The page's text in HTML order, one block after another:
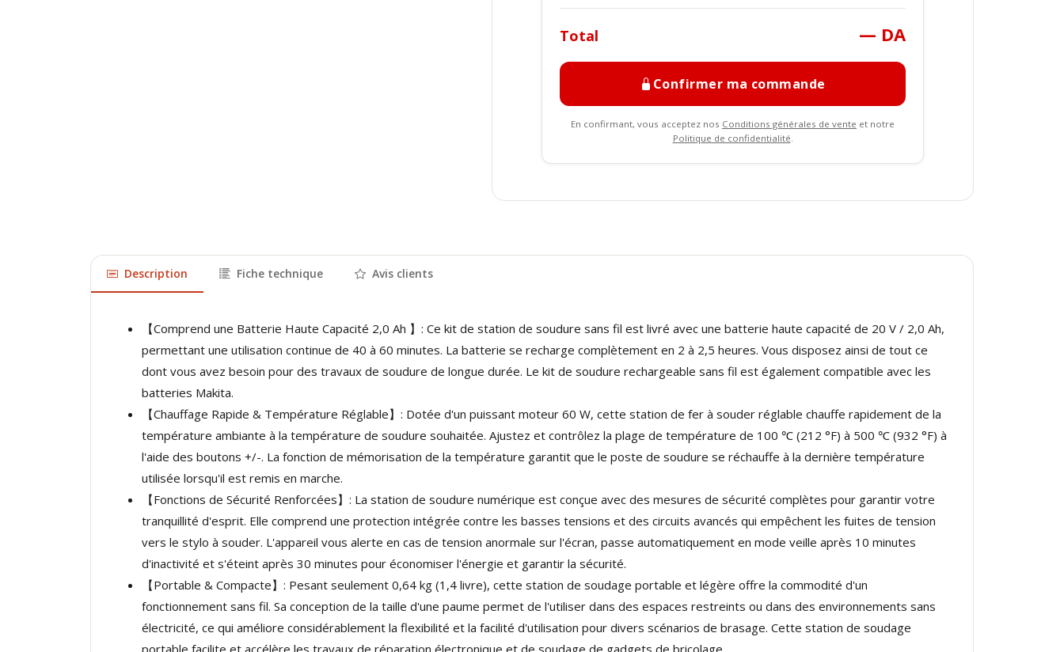
Total — DA
Confirmer ma commande
En confirmant, vous acceptez nos Conditions générales de vente et notre
Politique de confidentialité.
Description Fiche technique Avis clients
【Comprend une Batterie Haute Capacité 2,0 Ah 】: Ce kit de station de soudure sans fil est livré avec une batterie haute capacité de 20 V / 2,0 Ah,
permettant une utilisation continue de 40 à 60 minutes. La batterie se recharge complètement en 2 à 2,5 heures. Vous disposez ainsi de tout ce
dont vous avez besoin pour des travaux de soudure de longue durée. Le kit de soudure rechargeable sans fil est également compatible avec les
batteries Makita.
【Chauffage Rapide & Température Réglable】: Dotée d'un puissant moteur 60 W, cette station de fer à souder réglable chauffe rapidement de la
température ambiante à la température de soudure souhaitée. Ajustez et contrôlez la plage de température de 100 ℃ (212 °F) à 500 ℃ (932 °F) à
l'aide des boutons +/-. La fonction de mémorisation de la température garantit que le poste de soudure se réchauffe à la dernière température
utilisée lorsqu'il est remis en marche.
【Fonctions de Sécurité Renforcées】: La station de soudure numérique est conçue avec des mesures de sécurité complètes pour garantir votre
tranquillité d'esprit. Elle comprend une protection intégrée contre les basses tensions et des circuits avancés qui empêchent les fuites de tension
vers le stylo à souder. L'appareil vous alerte en cas de tension anormale sur l'écran, passe automatiquement en mode veille après 10 minutes
d'inactivité et s'éteint après 30 minutes pour économiser l'énergie et garantir la sécurité.
【Portable & Compacte】: Pesant seulement 0,64 kg (1,4 livre), cette station de soudage portable et légère offre la commodité d'un
fonctionnement sans fil. Sa conception de la taille d'une paume permet de l'utiliser dans des espaces restreints ou dans des environnements sans
électricité, ce qui améliore considérablement la flexibilité et la facilité d'utilisation pour divers scénarios de brasage. Cette station de soudage
portable facilite et accélère les travaux de réparation électronique et de soudage de gadgets de bricolage.